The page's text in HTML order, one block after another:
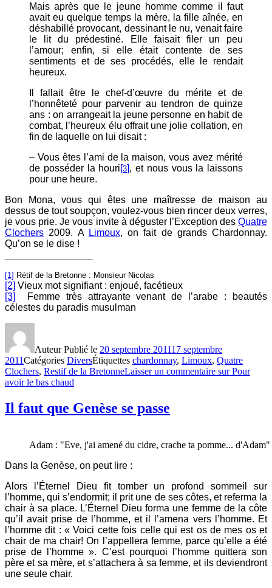
Mais après que le jeune homme comme il faut
avait eu quelque temps la mère, la fille aînée, en
déshabillé provocant, dessinant le nu, venait faire
le lit du prédestiné. Elle faisait filer un peu
l’amour; enfin, si elle était contente de ses
sentiments et de ses procédés, elle le rendait
heureux.
Il fallait être le chef-d’œuvre du mérite et de
l’honnêteté pour parvenir au tendron de quinze
ans : on arrangeait la jeune personne en habit de
combat, l’heureux élu offrait une jolie collation, en
fin de laquelle on lui disait :
– Vous êtes l’ami de la maison, vous avez mérité
de posséder la houri[3], et nous vous la laissons
pour une heure.
Bon Mona, vous qui êtes une maîtresse de maison au
dessus de tout soupçon, voulez-vous bien rincer deux verres,
je vous prie. Je vous invite à déguster l’Exception des Quatre
Clochers 2009. A Limoux, on fait de grands Chardonnay.
Qu’on se le dise !
[1] Rétif de la Bretonne : Monsieur Nicolas
[2] Vieux mot signifiant : enjoué, facétieux
[3]
Femme très attrayante venant de l’arabe : beautés
célestes du paradis musulman
AuteurPublié le 20 septembre 201117 septembre
2011Catégories DiversÉtiquettes chardonnay, Limoux, Quatre
Clochers, Restif de la BretonneLaisser un commentaire sur Pour
avoir le bas chaud
Il faut que Genèse se passe
Adam : "Eve, j'ai amené du cidre, crache ta pomme... d'Adam"
Dans la Genèse, on peut lire :
Alors l’Éternel Dieu fit tomber un profond sommeil sur
l’homme, qui s’endormit; il prit une de ses côtes, et referma la
chair à sa place. L’Éternel Dieu forma une femme de la côte
qu’il avait prise de l’homme, et il l’amena vers l’homme. Et
l’homme dit : « Voici cette fois celle qui est os de mes os et
chair de ma chair! On l’appellera femme, parce qu’elle a été
prise de l’homme ». C’est pourquoi l’homme quittera son
père et sa mère, et s’attachera à sa femme, et ils deviendront
une seule chair.